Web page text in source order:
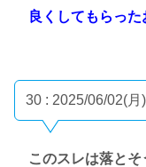
良くしてもらっ
30 : 2025/06/02(月
このスレは落と